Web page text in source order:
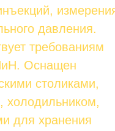
давления.
требованиям
Оснащен
столиками,
холодильником,
для хранения